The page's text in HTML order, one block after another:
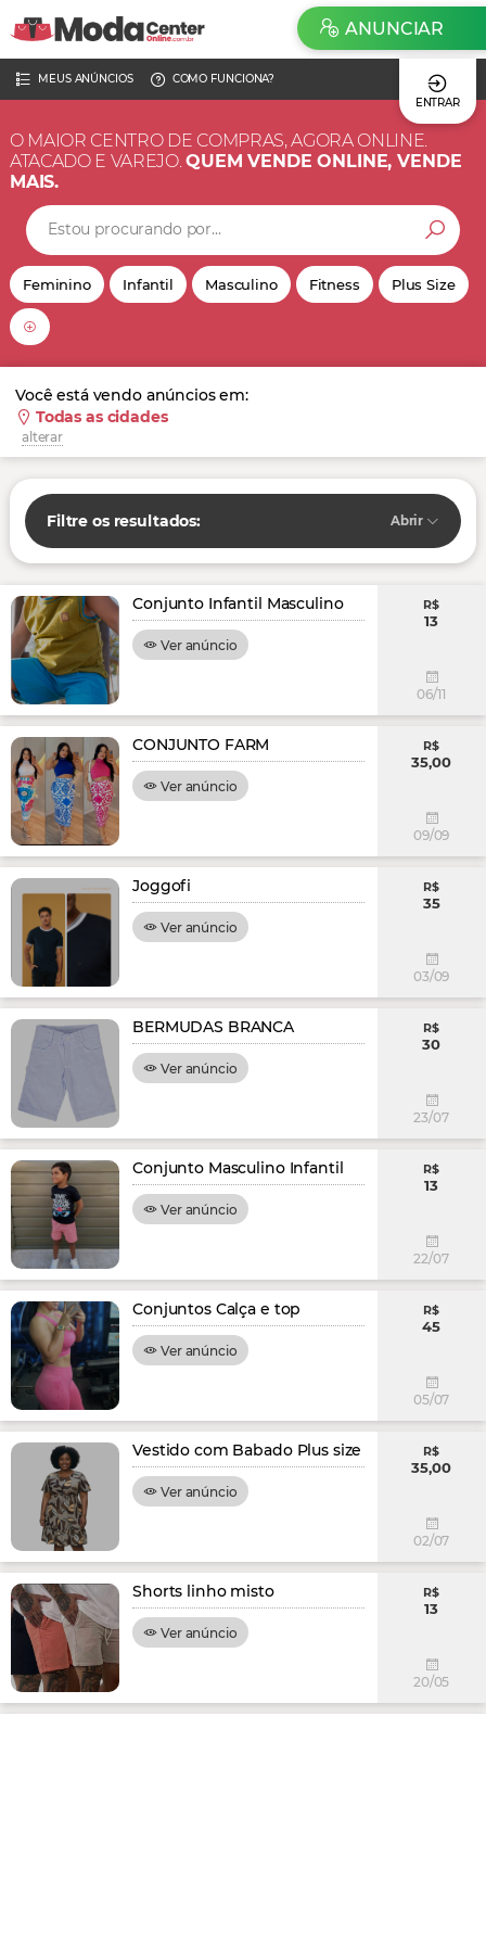
MEUS ANÚNCIOS
COMO FUNCIONA?
ENTRAR
ANUNCIAR
O MAIOR CENTRO DE COMPRAS, AGORA ONLINE.
ATACADO E VAREJO.QUEM VENDE ONLINE, VENDE
MAIS.
Feminino Infantil Masculino Fitness Plus Size
Você está vendo anúncios em:
Todas as cidades
alterar
Filtre os resultados: Abrir
Conjunto Infantil Masculino
Ver anúncio
R$
13
06/11
CONJUNTO FARM
Ver anúncio
R$
35,00
09/09
Joggofi
Ver anúncio
R$
35
03/09
BERMUDAS BRANCA
Ver anúncio
R$
30
23/07
Conjunto Masculino Infantil
Ver anúncio
R$
13
22/07
Conjuntos Calça e top
Ver anúncio
R$
45
05/07
Vestido com Babado Plus size
Ver anúncio
R$
35,00
02/07
Shorts linho misto
Ver anúncio
R$
13
20/05